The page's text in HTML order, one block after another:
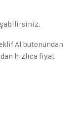
Al butonundan
hızlıca fiyat